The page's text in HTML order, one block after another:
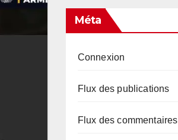
Méta
Connexion
Flux des publications
Flux des commentaires